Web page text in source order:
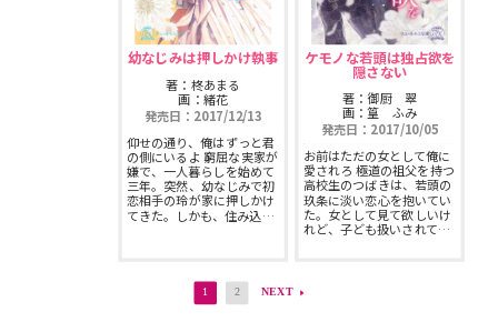
幼なじみは押しかけ執事
著：柊あまる
画：緒花
発売日：2017/12/13
仰せの通り、俺はずっと君
の側にいるよ 窮屈な実家が
嫌で、一人暮らしを始めて
三年。突然、幼なじみで初
恋相手の玲が家に押しかけ
てきた。しかも、住み込…
ケモノな若頭は独占欲を
隠さない
著：御厨 翠
画：篁 ふみ
発売日：2017/10/05
お前はただの女として俺に
愛されろ 極道の祖父を持つ
高校生のつばきは、若頭の
玖条に淡い恋心を抱いてい
た。女として見て欲しいけ
れど、子ども扱いされて…
1 2 NEXT